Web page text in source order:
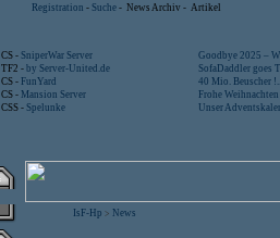
Registration - Suche - News Archiv - Artikel
CS - SniperWar Server
Goodbye 2025 –
TF2 - by Server-United.de
SofaDaddler goes
CS - FunYard
40 Mio. Beuscher
CS - Mansion Server
Frohe
CSS - Spelunke Unser
IsF-Hp > News